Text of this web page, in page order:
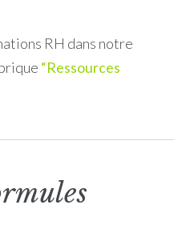
RH dans notre
“Ressources